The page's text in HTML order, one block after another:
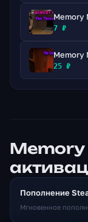
Memory
7 ₽
Memory
25 ₽
Пополнение
Мгновенное